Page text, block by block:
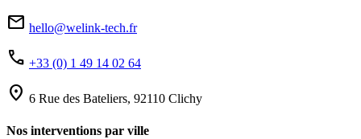
mail hello@welink-tech.fr
phone +33 (0) 1 49 14 02 64
location_on 6 Rue des Bateliers, 92110 Clichy
Nos interventions par ville